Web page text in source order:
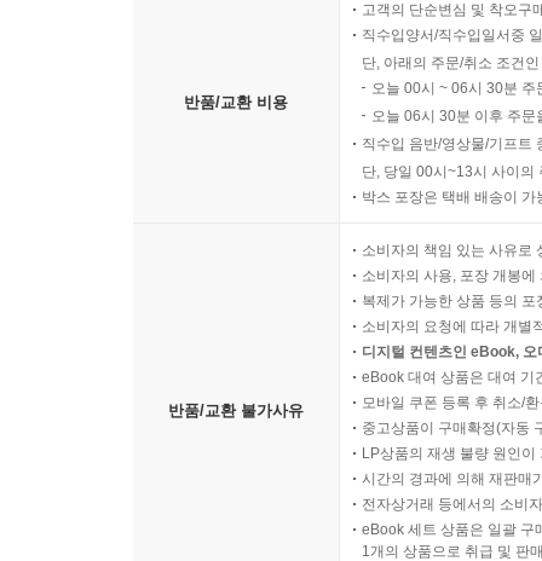
반품/교환 비용
고객의 단순변심 및 착오구
직수입양서/직수입일서중
단, 아래의 주문/취소 조건
오늘 00시 ~ 06시 30분
오늘 06시 30분 이후 주
직수입 음반/영상물/기프트
단, 당일 00시~13시 사이의
박스 포장은 택배 배송이
반품/교환 불가사유
소비자의 책임 있는 사유로
소비자의 사용, 포장 개봉
복제가 가능한 상품 등의
소비자의 요청에 따라 개별
디지털 컨텐츠인 eBook,
eBook 대여 상품은 대여 기
모바일 쿠폰 등록 후 취소/
중고상품이 구매확정(자동
LP상품의 재생 불량 원인
시간의 경과에 의해 재판매
전자상거래 등에서의 소비
eBook 세트 상품은 일괄 구
1개의 상품으로 취급 및 판